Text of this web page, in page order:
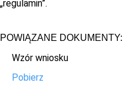
„regulamin”.
POWIĄZANE DOKUMENTY:
Wzór wniosku
Pobierz